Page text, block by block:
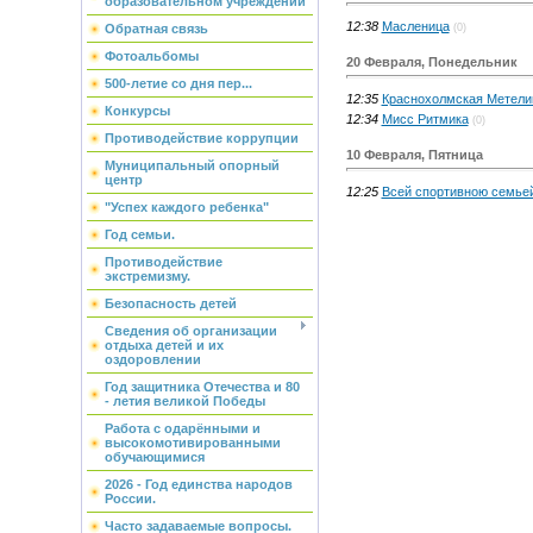
Обратная связь
Фотоальбомы
500-летие со дня пер...
Конкурсы
Противодействие коррупции
Муниципальный опорный
центр
"Успех каждого ребенка"
Год семьи.
Противодействие
экстремизму.
Безопасность детей
Сведения об организации
отдыха детей и их
оздоровлении
Год защитника Отечества и 80
- летия великой Победы
Работа с одарёнными и
высокомотивированными
обучающимися
2026 - Год единства народов
России.
Часто задаваемые вопросы.
12:38 Масленица (0)
20 Февраля, Понедельник
12:35 Краснохолмская
12:34 Мисс Ритмика (0)
10 Февраля, Пятница
12:25 Всей спортивною